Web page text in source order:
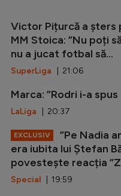
Victor Pițurcă a șters
MM Stoica: ”Nu poți
nu a jucat fotbal să...
SuperLiga | 21:06
Marca: ”Rodri i-a
LaLiga | 20:37
EXCLUSIV
”Pe Nadia
era iubita lui Ștefan
povestește reacția
Special | 19:59